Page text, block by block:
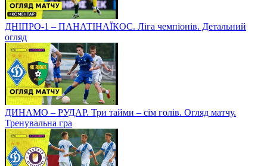
ДНІПРО-1 – ПАНАТІНАЇКОС. Ліга чемпіонів. Детальний
огляд
ДИНАМО – РУДАР. Три тайми – сім голів. Огляд матчу.
Тренувальна гра